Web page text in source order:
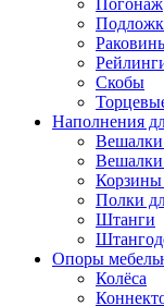
Погонаж
Скобы
Наполнения
Вешалки
Корзины
Полки
Штанги
Опоры
Колёса